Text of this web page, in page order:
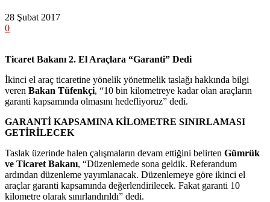
28 Şubat 2017
0
Ticaret Bakanı 2. El Araçlara “Garanti” Dedi
İkinci el araç ticaretine yönelik yönetmelik taslağı hakkında bilgi
veren Bakan Tüfenkçi, “10 bin kilometreye kadar olan araçların
garanti kapsamında olmasını hedefliyoruz” dedi.
GARANTİ KAPSAMINA KİLOMETRE SINIRLAMASI
GETİRİLECEK
Taslak üzerinde halen çalışmaların devam ettiğini belirten Gümrük
ve Ticaret Bakanı, “Düzenlemede sona geldik. Referandum
ardından düzenleme yayımlanacak. Düzenlemeye göre ikinci el
araçlar garanti kapsamında değerlendirilecek. Fakat garanti 10
kilometre olarak sınırlandırıldı” dedi.